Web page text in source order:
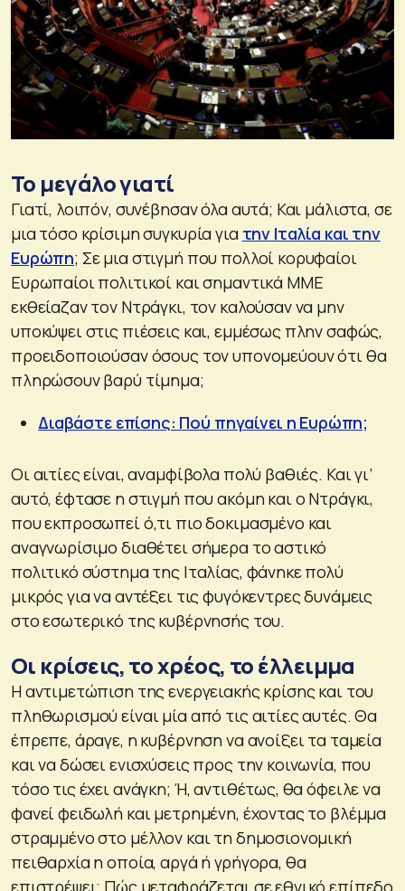
Το μεγάλο γιατί
Γιατί, λοιπόν, συνέβησαν όλα αυτά; Και μάλιστα, σε
μια τόσο κρίσιμη συγκυρία για την Ιταλία και την
Ευρώπη; Σε μια στιγμή που πολλοί κορυφαίοι
Ευρωπαίοι πολιτικοί και σημαντικά ΜΜΕ
εκθείαζαν τον Ντράγκι, τον καλούσαν να μην
υποκύψει στις πιέσεις και, εμμέσως πλην σαφώς,
προειδοποιούσαν όσους τον υπονομεύουν ότι θα
πληρώσουν βαρύ τίμημα;
Διαβάστε επίσης: Πού πηγαίνει η Ευρώπη;
Οι αιτίες είναι, αναμφίβολα πολύ βαθιές. Και γι’
αυτό, έφτασε η στιγμή που ακόμη και ο Ντράγκι,
που εκπροσωπεί ό,τι πιο δοκιμασμένο και
αναγνωρίσιμο διαθέτει σήμερα το αστικό
πολιτικό σύστημα της Ιταλίας, φάνηκε πολύ
μικρός για να αντέξει τις φυγόκεντρες δυνάμεις
στο εσωτερικό της κυβέρνησής του.
Οι κρίσεις, το χρέος, το έλλειμμα
Η αντιμετώπιση της ενεργειακής κρίσης και του
πληθωρισμού είναι μία από τις αιτίες αυτές. Θα
έπρεπε, άραγε, η κυβέρνηση να ανοίξει τα ταμεία
και να δώσει ενισχύσεις προς την κοινωνία, που
τόσο τις έχει ανάγκη; Ή, αντιθέτως, θα όφειλε να
φανεί φειδωλή και μετρημένη, έχοντας το βλέμμα
στραμμένο στο μέλλον και τη δημοσιονομική
πειθαρχία η οποία, αργά ή γρήγορα, θα